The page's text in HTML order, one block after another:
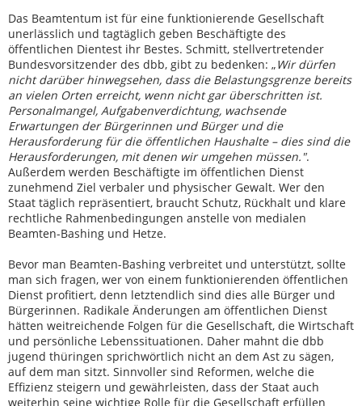
Das Beamtentum ist für eine funktionierende Gesellschaft
unerlässlich und tagtäglich geben Beschäftigte des
öffentlichen Dientest ihr Bestes. Schmitt, stellvertretender
Bundesvorsitzender des dbb, gibt zu bedenken: „Wir dürfen
nicht darüber hinwegsehen, dass die Belastungsgrenze bereits
an vielen Orten erreicht, wenn nicht gar überschritten ist.
Personalmangel, Aufgabenverdichtung, wachsende
Erwartungen der Bürgerinnen und Bürger und die
Herausforderung für die öffentlichen Haushalte – dies sind die
Herausforderungen, mit denen wir umgehen müssen.".
Außerdem werden Beschäftigte im öffentlichen Dienst
zunehmend Ziel verbaler und physischer Gewalt. Wer den
Staat täglich repräsentiert, braucht Schutz, Rückhalt und klare
rechtliche Rahmenbedingungen anstelle von medialen
Beamten-Bashing und Hetze.
Bevor man Beamten-Bashing verbreitet und unterstützt, sollte
man sich fragen, wer von einem funktionierenden öffentlichen
Dienst profitiert, denn letztendlich sind dies alle Bürger und
Bürgerinnen. Radikale Änderungen am öffentlichen Dienst
hätten weitreichende Folgen für die Gesellschaft, die Wirtschaft
und persönliche Lebenssituationen. Daher mahnt die dbb
jugend thüringen sprichwörtlich nicht an dem Ast zu sägen,
auf dem man sitzt. Sinnvoller sind Reformen, welche die
Effizienz steigern und gewährleisten, dass der Staat auch
weiterhin seine wichtige Rolle für die Gesellschaft erfüllen